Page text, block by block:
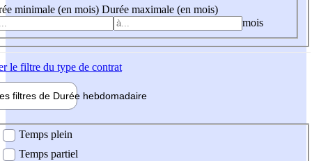
minimale (en mois) Durée maximale (en mois)
mois
le filtre du type de contrat
filtres de Durée hebdomadaire
Temps plein
Temps partiel